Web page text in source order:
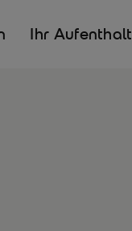
Ihr Aufenthalt